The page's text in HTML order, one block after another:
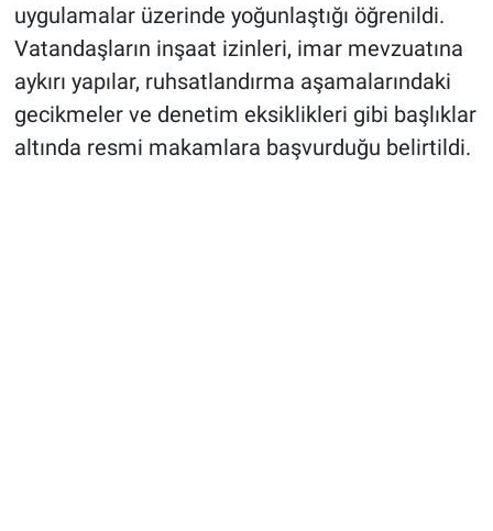
uygulamalar üzerinde yoğunlaştığı öğrenildi.
Vatandaşların inşaat izinleri, imar mevzuatına
aykırı yapılar, ruhsatlandırma aşamalarındaki
gecikmeler ve denetim eksiklikleri gibi başlıklar
altında resmi makamlara başvurduğu belirtildi.